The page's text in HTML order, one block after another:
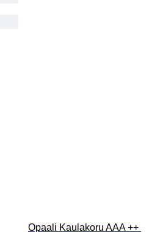
Opaali Kaulakoru AAA ++